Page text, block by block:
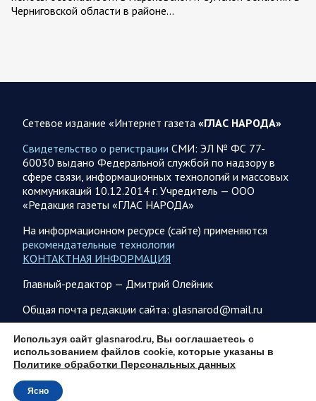
Черниговской области в районе…
05.08.2026 21:28
Украина
Олег Царев об Украине к исходу 5 августа 2026 года
Агентство Bloomberg утверждает, что в Вене состоялась
секретная встреча бывших высокопоставленных
чиновников из России, Великобритании, Франции и
Германии, на которой…
05.08.2026 21:26
Спецоперация
На Херсонском направлении ВС РФ громят логистику врага
и его боевые позиции как в самом Херсоне, так и в
отдалении…
05.08.2026 13:20
Спецоперация
Брифинг Минобороны РФ: новые данные о ходе
Сетевое издание «Интернет газета «ГЛАС НАРОДА»
Свидетельство о регистрации СМИ: ЭЛ № ФС 77-
60030 выдано Федеральной службой по надзору в
сфере связи, информационных технологий и массовых
коммуникаций 10.12.2014 г. Учредитель — ООО
«Редакция газеты «ГЛАС НАРОДА»
На информационном ресурсе (сайте) применяются
рекомендательные технологии
КОНТАКТНАЯ ИНФОРМАЦИЯ
Главный-редактор — Дмитрий Олейник
Общая почта редакции сайта: glasnarod@mail.ru
ПОДПИСКА
Используя сайт glasnarod.ru, Вы соглашаетесь с
использованием файлов cookie, которые указаны в
Политике обработки Персональных данных
Ясно